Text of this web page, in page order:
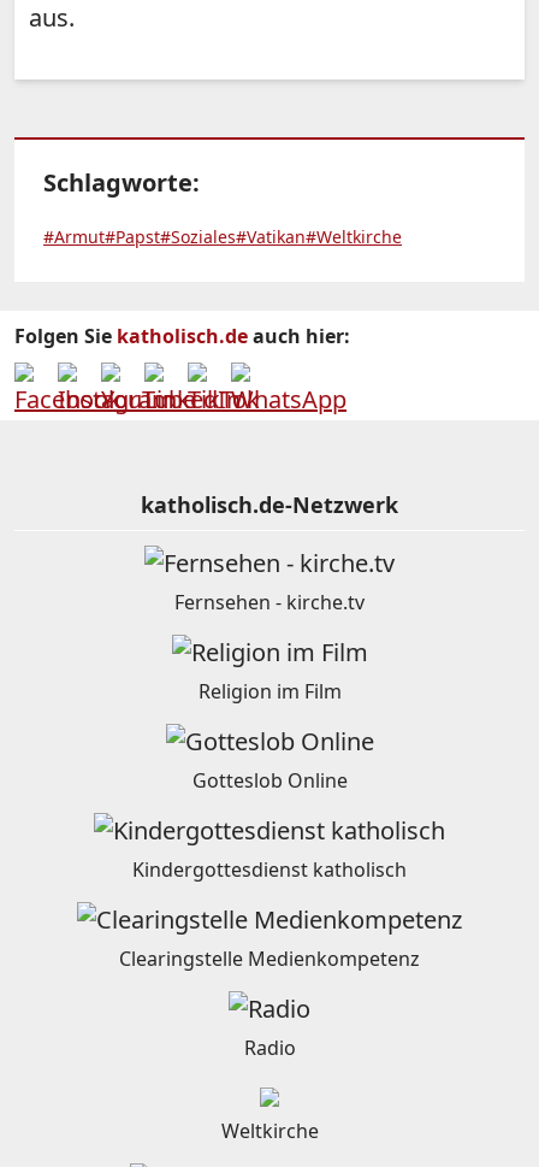
aus.
Schlagworte:
#Armut#Papst#Soziales#Vatikan#Weltkirche
Folgen Sie katholisch.deauch hier:
katholisch.de-Netzwerk
Fernsehen - kirche.tv
Religion im Film
Gotteslob Online
Kindergottesdienst katholisch
Clearingstelle Medienkompetenz
Radio
Weltkirche